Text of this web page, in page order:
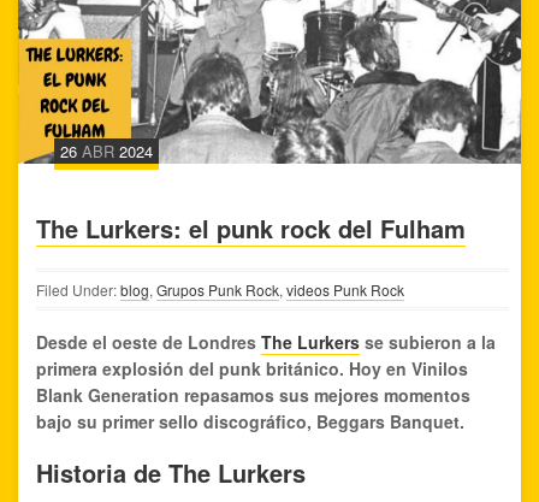
26 ABR 2024
The Lurkers: el punk rock del Fulham
Filed Under:blog, Grupos Punk Rock, videos Punk Rock
Desde el oeste de Londres The Lurkers se subieron a la
primera explosión del punk británico. Hoy en Vinilos
Blank Generation repasamos sus mejores momentos
bajo su primer sello discográfico, Beggars Banquet.
Historia de The Lurkers